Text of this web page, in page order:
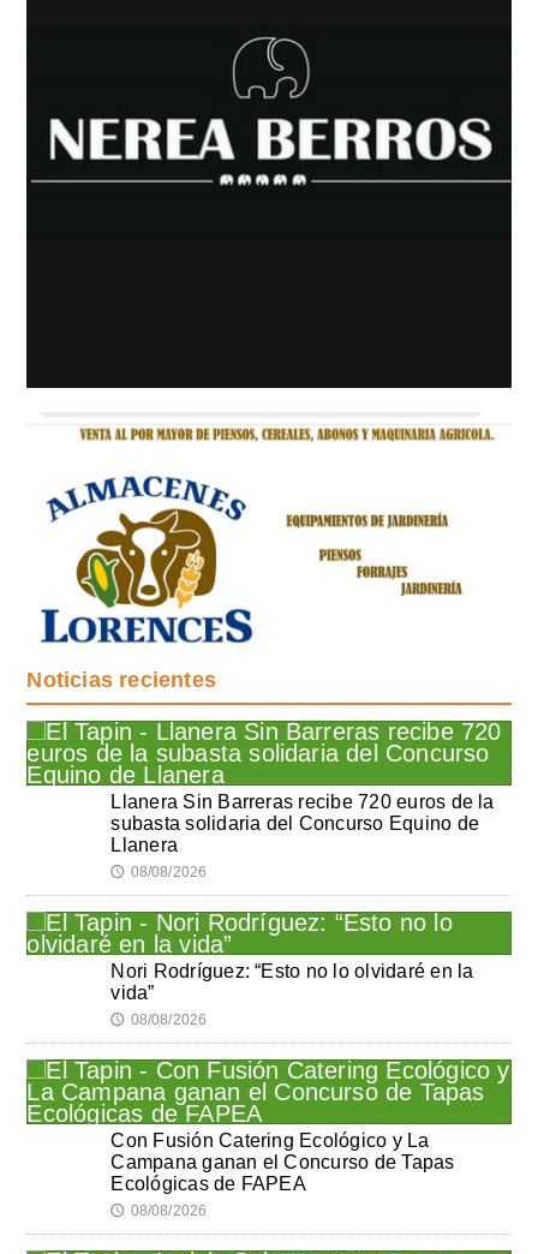
Noticias recientes
Llanera Sin Barreras recibe 720 euros de la
subasta solidaria del Concurso Equino de
Llanera
🕔 08/08/2026
Nori Rodríguez: “Esto no lo olvidaré en la
vida”
🕔 08/08/2026
Con Fusión Catering Ecológico y La
Campana ganan el Concurso de Tapas
Ecológicas de FAPEA
🕔 08/08/2026